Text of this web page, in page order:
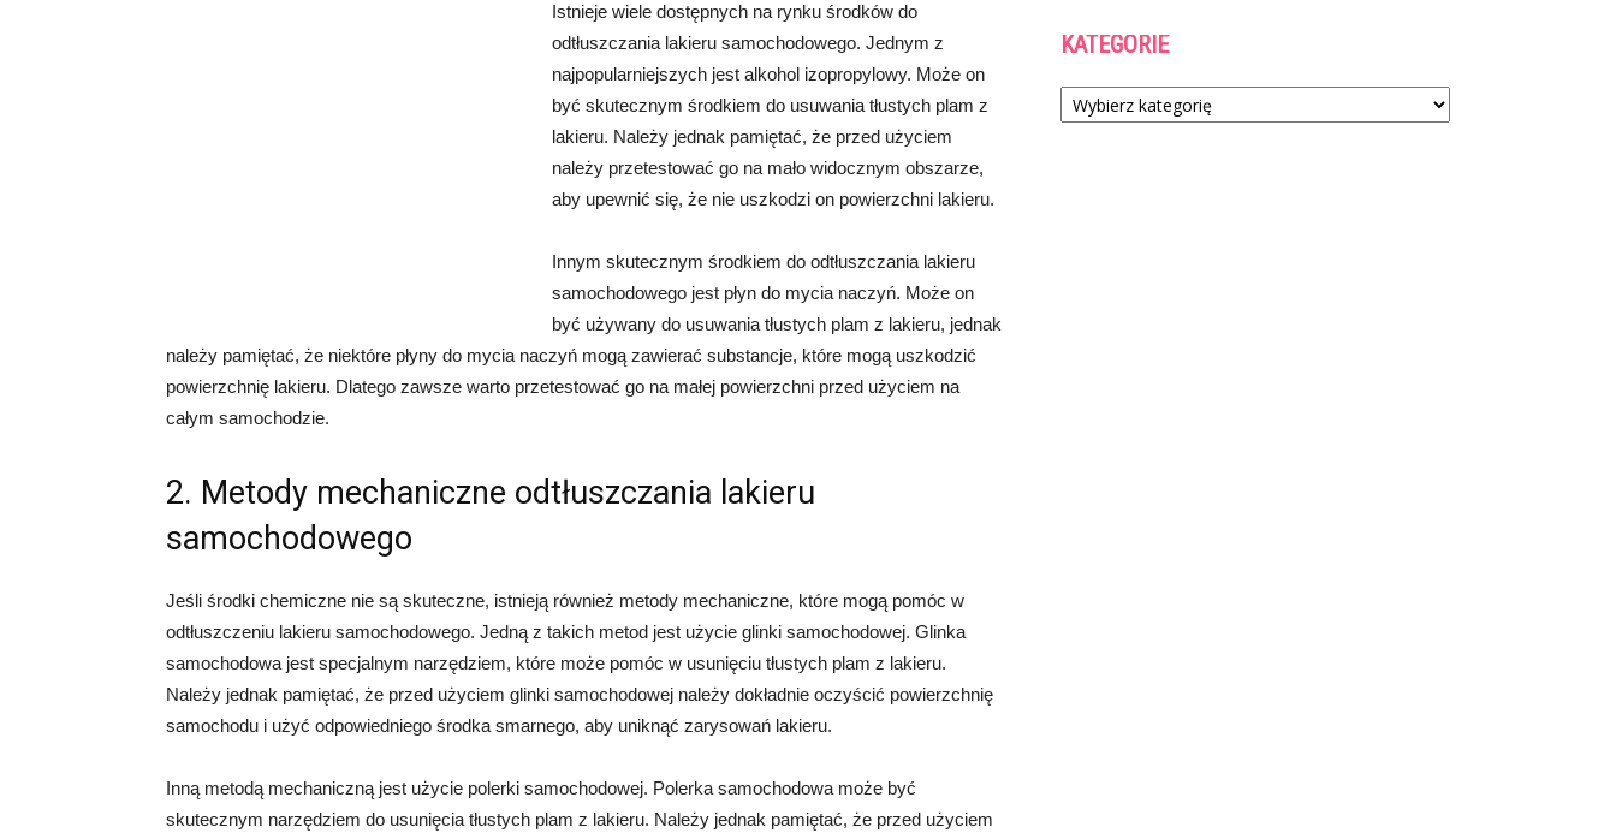
Istnieje wiele dostępnych na rynku środków do
odtłuszczania lakieru samochodowego. Jednym z
najpopularniejszych jest alkohol izopropylowy. Może on
być skutecznym środkiem do usuwania tłustych plam z
lakieru. Należy jednak pamiętać, że przed użyciem
należy przetestować go na mało widocznym obszarze,
aby upewnić się, że nie uszkodzi on powierzchni lakieru.
Innym skutecznym środkiem do odtłuszczania lakieru
samochodowego jest płyn do mycia naczyń. Może on
być używany do usuwania tłustych plam z lakieru, jednak
należy pamiętać, że niektóre płyny do mycia naczyń mogą zawierać substancje, które mogą uszkodzić
powierzchnię lakieru. Dlatego zawsze warto przetestować go na małej powierzchni przed użyciem na
całym samochodzie.
2. Metody mechaniczne odtłuszczania lakieru
samochodowego
Jeśli środki chemiczne nie są skuteczne, istnieją również metody mechaniczne, które mogą pomóc w
odtłuszczeniu lakieru samochodowego. Jedną z takich metod jest użycie glinki samochodowej. Glinka
samochodowa jest specjalnym narzędziem, które może pomóc w usunięciu tłustych plam z lakieru.
Należy jednak pamiętać, że przed użyciem glinki samochodowej należy dokładnie oczyścić powierzchnię
samochodu i użyć odpowiedniego środka smarnego, aby uniknąć zarysowań lakieru.
Inną metodą mechaniczną jest użycie polerki samochodowej. Polerka samochodowa może być
skutecznym narzędziem do usunięcia tłustych plam z lakieru. Należy jednak pamiętać, że przed użyciem
KATEGORIE
Kategorie